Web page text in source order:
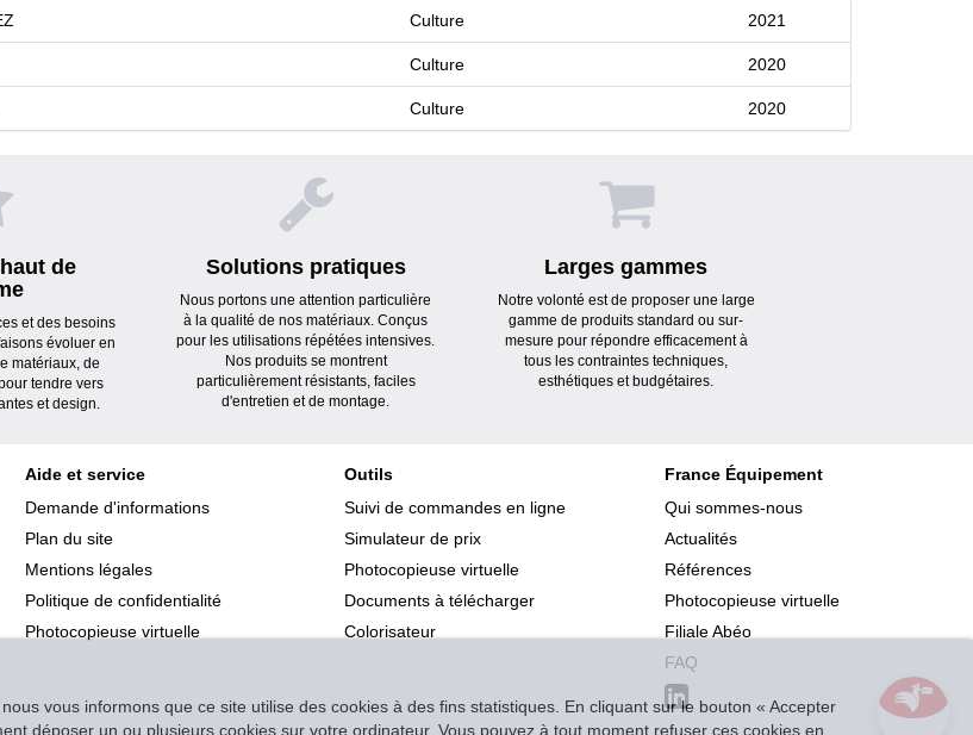
Culture 2021
Culture 2020
Culture 2020
de
et des besoins
évoluer en
matériaux, de
tendre vers
et design.
Solutions pratiques
Nous portons une attention particulière
à la qualité de nos matériaux. Conçus
pour les utilisations répétées intensives.
Nos produits se montrent
particulièrement résistants, faciles
d'entretien et de montage.
Larges gammes
Notre volonté est de proposer une large
gamme de produits standard ou sur-
mesure pour répondre efficacement à
tous les contraintes techniques,
esthétiques et budgétaires.
Aide et service
Demande d'informations
Plan du site
Mentions légales
Politique de confidentialité
Photocopieuse virtuelle
Outils
Suivi de commandes en ligne
Simulateur de prix
Photocopieuse virtuelle
Documents à télécharger
Colorisateur
France Équipement
Qui sommes-nous
Actualités
Références
Photocopieuse virtuelle
Filiale Abéo
FAQ
vous informons que ce site utilise des cookies à des fins statistiques. En cliquant sur le bouton « Accepter
déposer un ou plusieurs cookies sur votre ordinateur. Vous pouvez à tout moment refuser ces cookies en